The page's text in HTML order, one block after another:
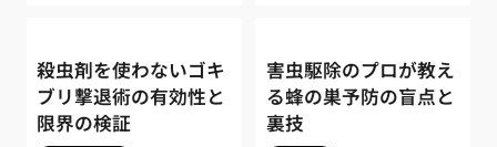
殺虫剤を使わないゴキ
ブリ撃退術の有効性と
限界の検証
害虫駆除のプロが教え
る蜂の巣予防の盲点と
裏技